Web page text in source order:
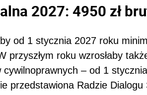
2027: 4950 zł
od 1 stycznia 2027 roku
przyszłym roku wzrosłaby
– od 1
przedstawiona Radzie Dialogu